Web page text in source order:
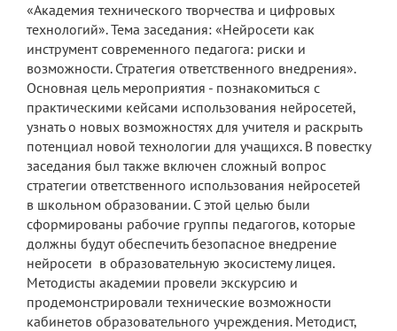
требования
Педагогический состав
Материально-техническое обеспечение
и оснащенность образовательного
процесса. Доступная среда
Финансово-хозяйственная деятельность
Вакантные места для приема (перевода)
обучающихся
Стипендия и меры поддержки
обучающихся
«Академия технического творчества и цифровых
технологий». Тема заседания: «Нейросети как
инструмент современного педагога: риски и
возможности. Стратегия ответственного внедрения».
Основная цель мероприятия - познакомиться с
практическими кейсами использования нейросетей,
узнать о новых возможностях для учителя и раскрыть
потенциал новой технологии для учащихся. В повестку
заседания был также включен сложный вопрос
стратегии ответственного использования нейросетей
в школьном образовании. С этой целью были
сформированы рабочие группы педагогов, которые
должны будут обеспечить безопасное внедрение
нейросети в образовательную экосистему лицея.
Методисты академии провели экскурсию и
продемонстрировали технические возможности
кабинетов образовательного учреждения. Методист,